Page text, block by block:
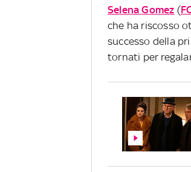
Selena Gomez (
che ha riscosso
successo della
tornati per